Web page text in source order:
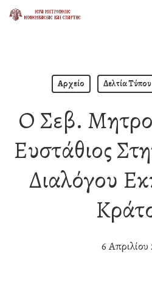
Skip
Αρχείο Δελτία Τύπου
Ο Σεβ.
Ευστάθιος
Διαλόγου
6 Απριλίου